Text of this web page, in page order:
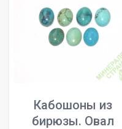
Кабошоны из
бирюзы. Овал